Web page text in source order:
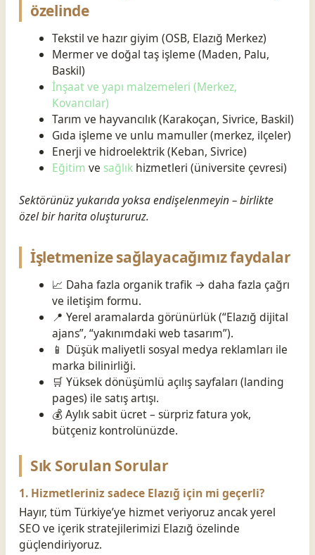
özelinde
Tekstil ve hazır giyim (OSB, Elazığ Merkez)
Mermer ve doğal taş işleme (Maden, Palu,
Baskil)
İnşaat ve yapı malzemeleri (Merkez,
Kovancılar)
Tarım ve hayvancılık (Karakoçan, Sivrice, Baskil)
Gıda işleme ve unlu mamuller (merkez, ilçeler)
Enerji ve hidroelektrik (Keban, Sivrice)
Eğitim ve sağlıkhizmetleri (üniversite çevresi)
Sektörünüz yukarıda yoksa endişelenmeyin – birlikte
özel bir harita oluştururuz.
İşletmenize sağlayacağımız faydalar
📈 Daha fazla organik trafik → daha fazla çağrı
ve iletişim formu.
📍 Yerel aramalarda görünürlük (“Elazığ dijital
ajans”, “yakınımdaki web tasarım”).
📱 Düşük maliyetli sosyal medya reklamları ile
marka bilinirliği.
🛒 Yüksek dönüşümlü açılış sayfaları (landing
pages) ile satış artışı.
💰 Aylık sabit ücret – sürpriz fatura yok,
bütçeniz kontrolünüzde.
Sık Sorulan Sorular
1. Hizmetleriniz sadece Elazığ için mi geçerli?
Hayır, tüm Türkiye’ye hizmet veriyoruz ancak yerel
SEO ve içerik stratejilerimizi Elazığ özelinde
güçlendiriyoruz.